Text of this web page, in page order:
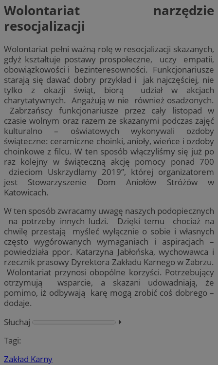
Wolontariat narzędzie
resocjalizacji
Wolontariat pełni ważną rolę w resocjalizacji skazanych,
gdyż kształtuje postawy prospołeczne, uczy empatii,
obowiązkowości i bezinteresowności. Funkcjonariusze
starają się dawać dobry przykład i jak najczęściej, nie
tylko z okazji świąt, biorą udział w akcjach
charytatywnych. Angażują w nie również osadzonych.
Zabrzańscy funkcjonariusze przez cały listopad w
czasie wolnym oraz razem ze skazanymi podczas zajęć
kulturalno – oświatowych wykonywali ozdoby
świąteczne: ceramiczne choinki, anioły, wieńce i ozdoby
choinkowe z filcu. W ten sposób włączyliśmy się już po
raz kolejny w świąteczną akcję pomocy ponad 700
dzieciom Uskrzydlamy 2019”, której organizatorem
jest Stowarzyszenie Dom Aniołów Stróżów w
Katowicach.
W ten sposób zwracamy uwagę naszych podopiecznych
na potrzeby innych ludzi. Dzięki temu chociaż na
chwilę przestają myśleć wyłącznie o sobie i własnych
często wygórowanych wymaganiach i aspiracjach –
powiedziała ppor. Katarzyna Jabłońska, wychowawca i
rzecznik prasowy Dyrektora Zakładu Karnego w Zabrzu.
Wolontariat przynosi obopólne korzyści. Potrzebujący
otrzymują wsparcie, a skazani udowadniają, że
pomimo, iż odbywają karę mogą zrobić coś dobrego –
dodaje.
Słuchaj
⏵︎
Tagi:
Zakład Karny